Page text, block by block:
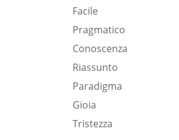
Facile
Pragmatico
Conoscenza
Riassunto
Paradigma
Gioia
Tristezza